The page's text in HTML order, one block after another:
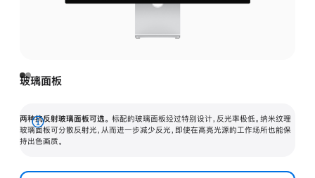
玻璃面板
两种抗反射玻璃面板可选。 标配的玻璃面板经过特别设计，反光率极低。纳米纹理
玻璃面板可分散反射光，从而进一步减少反光，即使在高亮光源的工作场所也能保
持出色画质。
展
开